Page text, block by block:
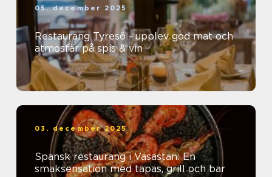
05. december 2025
Restaurang Tyresö - upplev god mat och
atmosfär på spis & vin
03. december 2025
Spansk restaurang i Vasastan: En
smaksensation med tapas, grill och bar